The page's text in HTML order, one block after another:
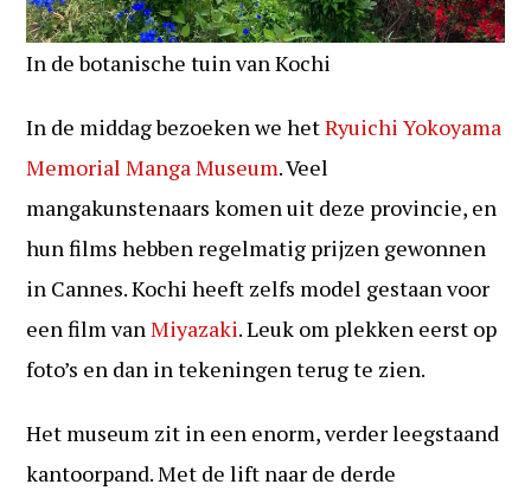
In de botanische tuin van Kochi
In de middag bezoeken we hetRyuichi Yokoyama
Memorial Manga Museum. Veel
mangakunstenaars komen uit deze provincie, en
hun films hebben regelmatig prijzen gewonnen
in Cannes. Kochi heeft zelfs model gestaan voor
een film vanMiyazaki. Leuk om plekken eerst op
foto’s en dan in tekeningen terug te zien.
Het museum zit in een enorm, verder leegstaand
kantoorpand. Met de lift naar de derde